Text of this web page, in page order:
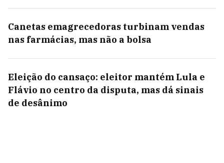
Canetas emagrecedoras turbinam vendas
nas farmácias, mas não a bolsa
Eleição do cansaço: eleitor mantém Lula e
Flávio no centro da disputa, mas dá sinais
de desânimo